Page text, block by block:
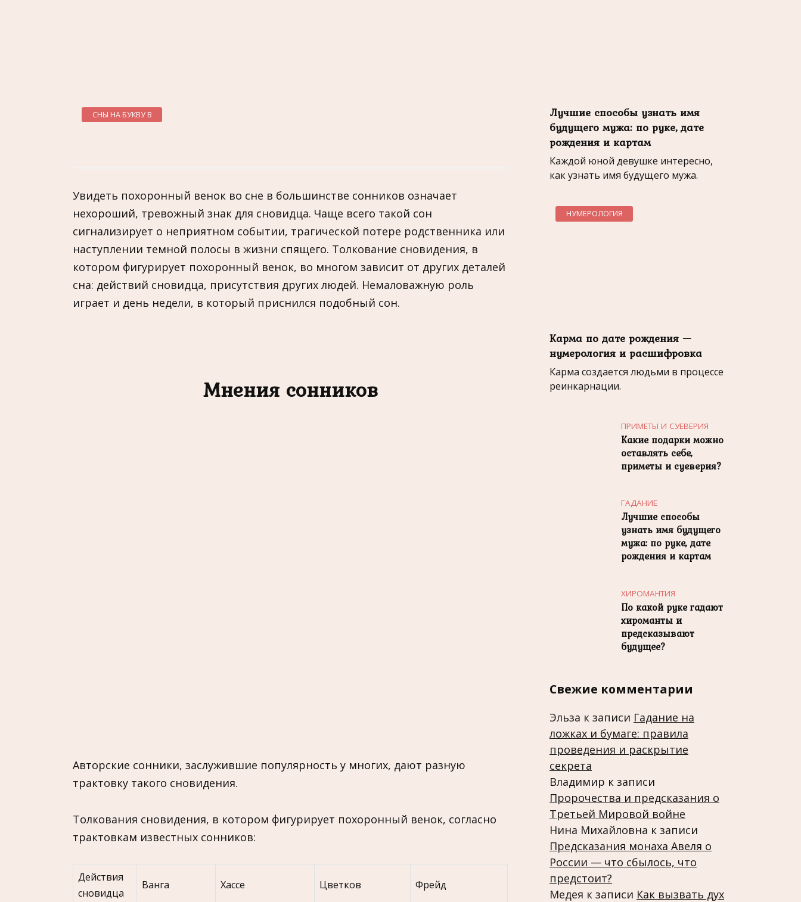
СНЫ НА БУКВУ В
Увидеть похоронный венок во сне в большинстве сонников означает
нехороший, тревожный знак для сновидца. Чаще всего такой сон
сигнализирует о неприятном событии, трагической потере родственника или
наступлении темной полосы в жизни спящего. Толкование сновидения, в
котором фигурирует похоронный венок, во многом зависит от других деталей
сна: действий сновидца, присутствия других людей. Немаловажную роль
играет и день недели, в который приснился подобный сон.
Мнения сонников
Авторские сонники, заслужившие популярность у многих, дают разную
трактовку такого сновидения.
Толкования сновидения, в котором фигурирует похоронный венок, согласно
трактовкам известных сонников:
Действия
сновидца
Ванга Хассе Цветков Фрейд
Лучшие способы узнать имя
будущего мужа: по руке, дате
рождения и картам
Каждой юной девушке интересно,
как узнать имя будущего мужа.
НУМЕРОЛОГИЯ
Карма по дате рождения —
нумерология и расшифровка
Карма создается людьми в процессе
реинкарнации.
ПРИМЕТЫ И СУЕВЕРИЯ
Какие подарки можно
оставлять себе,
приметы и суеверия?
ГАДАНИЕ
Лучшие способы
узнать имя будущего
мужа: по руке, дате
рождения и картам
ХИРОМАНТИЯ
По какой руке гадают
хироманты и
предсказывают
будущее?
Свежие комментарии
Эльза к записи Гадание на
ложках и бумаге: правила
проведения и раскрытие
секрета
Владимир к записи
Пророчества и предсказания о
Третьей Мировой войне
Нина Михайловна к записи
Предсказания монаха Авеля о
России — что сбылось, что
предстоит?
Медея к записи Как вызвать дух